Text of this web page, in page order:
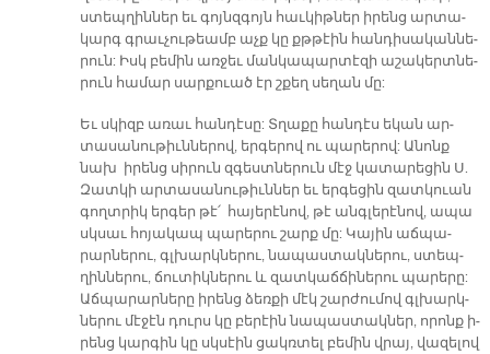
ստեպ­ղին­ներ եւ գոյնզ­գոյն հաւ­կիթ­ներ ի­րենց ար­տա­
կարգ գրաւ­չու­թեամբ աչք կը քթթէին հան­դի­սա­կան­նե­
րուն: Իսկ բե­մին առ­ջեւ ման­կա­պար­տէ­զի ա­շա­կերտ­նե­
րուն հա­մար սար­քուած էր շքեղ սե­ղան մը:
Եւ սկիզբ ա­ռաւ հան­դէ­սը: Տղա­քը հան­դէս ե­կան ար­
տա­սա­նու­թիւն­նե­րով, եր­գե­րով ու պա­րե­րով: Ա­նոնք
նախ ի­րենց սի­րուն զգեստ­նե­րուն մէջ կա­տա­րե­ցին Ս.
Զատ­կի ար­տա­սա­նու­թիւն­ներ եւ եր­գե­ցին զատ­կուան
գողտ­րիկ եր­գեր թէ՛ հա­յե­րէ­նով, թէ անգ­լե­րէ­նով, ա­պա
սկսաւ հո­յա­կապ պա­րե­րու շարք մը: Կա­յին աճ­պա­
րար­նե­րու, գլխարկ­նե­րու, նա­պաս­տակ­նե­րու, ստեպ­
ղին­նե­րու, ճու­տիկ­նե­րու և զատ­կաճ­ճի­նե­րու պա­րե­րը:
Աճ­պա­րար­նե­րը ի­րենց ձեռ­քի մէկ շար­ժու­մով գլխարկ­
նե­րու մէ­ջէն դուրս կը բե­րէին նա­պաս­տակ­ներ, ո­րոնք ի­
րենց կար­գին կը սկսէին ցակռ­տել բե­մին վրայ, վա­զե­լով